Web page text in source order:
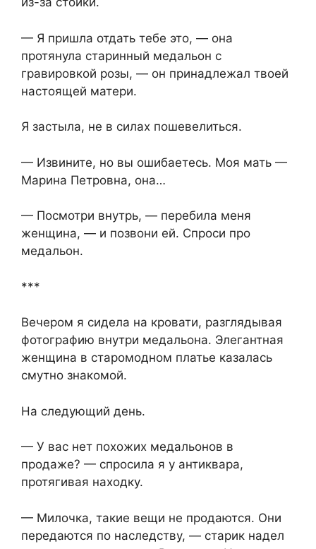
— Я пришла отдать тебе это, — она
протянула старинный медальон с
гравировкой розы, — он принадлежал твоей
настоящей матери.
Я застыла, не в силах пошевелиться.
— Извините, но вы ошибаетесь. Моя мать —
Марина Петровна, она…
— Посмотри внутрь, — перебила меня
женщина, — и позвони ей. Спроси про
медальон.
***
Вечером я сидела на кровати, разглядывая
фотографию внутри медальона. Элегантная
женщина в старомодном платье казалась
смутно знакомой.
На следующий день.
— У вас нет похожих медальонов в
продаже? — спросила я у антиквара,
протягивая находку.
— Милочка, такие вещи не продаются. Они
передаются по наследству, — старик надел